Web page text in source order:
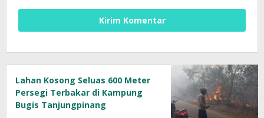
Lahan Kosong Seluas 600 Meter
Persegi Terbakar di Kampung
Bugis Tanjungpinang